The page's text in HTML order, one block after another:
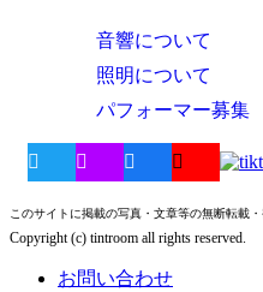
音響について
照明について
パフォーマー募集
このサイトに掲載の写真・文章等の無断転載
Copyright (c) tintroom all rights reserved.
お問い合わせ